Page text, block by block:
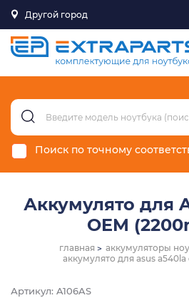
Другой город
Поиск по точному
Аккумулято для
OEM
главная аккумуляторы
аккумулято для asus
Артикул: A106AS